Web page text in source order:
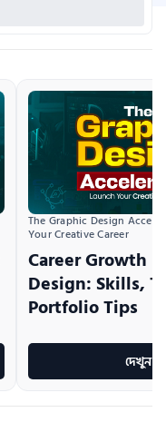
The Graphic Design
Your Creative Career
Career Growth
Design: Skills,
Portfolio Tips
দেখুন